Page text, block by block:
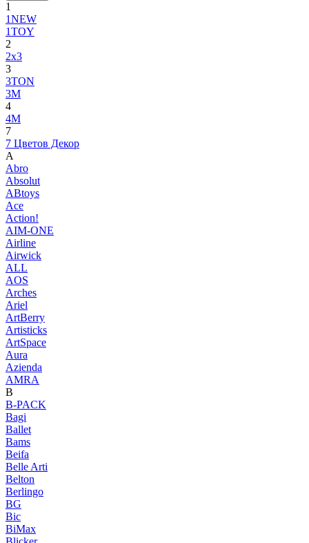
1
1NEW
1TOY
2
2x3
3
3TON
3М
4
4M
7
7 Цветов Декор
A
Abro
Absolut
ABtoys
Ace
Action!
AIM-ONE
Airline
Airwick
ALL
AOS
Arches
Ariel
ArtBerry
Artisticks
ArtSpace
Aura
Azienda
AМRA
B
B-PACK
Bagi
Ballet
Bams
Beifa
Belle Arti
Belton
Berlingo
BG
Bic
BiMax